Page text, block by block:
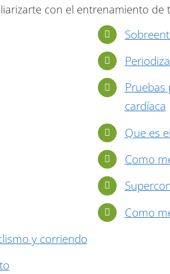
con el entrenamiento de
cardíaca
Que es
Como
Como
y corriendo